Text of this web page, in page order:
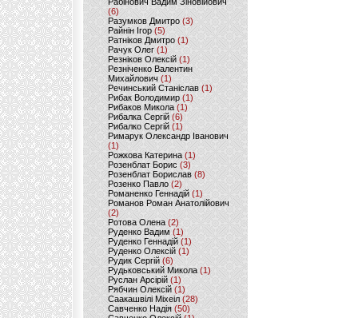
(6)
Разумков Дмитро (3)
Райнін Ігор(5)
Ратніков Дмитро (1)
Рачук Олег (1)
Резніков Олексій(1)
Резніченко Валентин
Михайлович (1)
Речинський Станіслав (1)
Рибак Володимир(1)
Рибаков Микола(1)
Рибалка Сергій (6)
Рибалко Сергій (1)
Римарук Олександр Іванович
(1)
Рожкова Катерина(1)
Розенблат Борис (3)
Розенблат Борислав (8)
Розенко Павло (2)
Романенко Геннадій (1)
Романов Роман Анатолійович
(2)
Ротова Олена(2)
Руденко Вадим (1)
Руденко Геннадій (1)
Руденко Олексій(1)
Рудик Сергій(6)
Рудьковський Микола (1)
Руслан Арсірій(1)
Рябчин Олексій (1)
Саакашвілі Міхеіл(28)
Савченко Надія (50)